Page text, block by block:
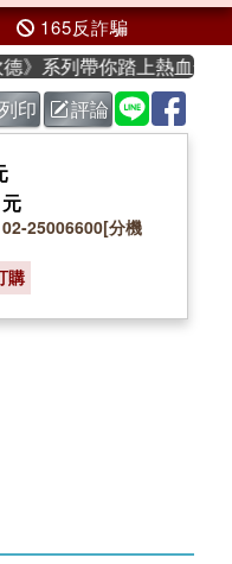
165反詐騙
列帶你踏上熱血奇幻旅程
印 評論
元
25006600[分機
購